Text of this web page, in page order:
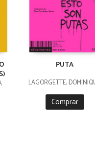
PUTA
LAGORGETTE,
Comprar